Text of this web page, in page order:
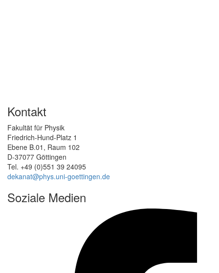
Kontakt
Fakultät für Physik
Friedrich-Hund-Platz 1
Ebene B.01, Raum 102
D-37077 Göttingen
Tel. +49 (0)551 39 24095
dekanat@phys.uni-goettingen.de
Soziale Medien